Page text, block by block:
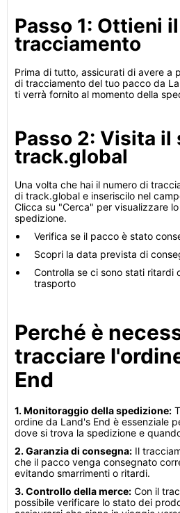
Passo 1: Ottieni
tracciamento
Prima di tutto, assicurati di avere a
di tracciamento del tuo pacco da
ti verrà fornito al momento della
Passo 2: Visita il
track.global
Una volta che hai il numero di
di track.global e inseriscilo nel
Clicca su "Cerca" per visualizzare
spedizione.
Verifica se il pacco è stato
Scopri la data prevista di
Controlla se ci sono stati ritardi
trasporto
Perché è
tracciare
End
1. Monitoraggio della spedizione:
ordine da Land's End è essenziale
dove si trova la spedizione e
2. Garanzia di consegna: Il
che il pacco venga consegnato
evitando smarrimenti o ritardi.
3. Controllo della merce: Con il
possibile verificare lo stato dei